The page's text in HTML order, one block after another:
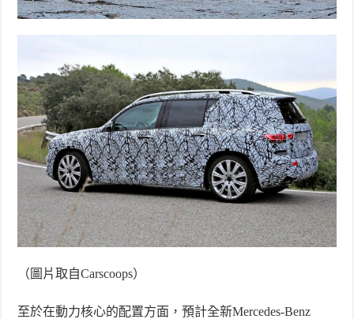
（圖片取自Carscoops）
至於在動力核心的配置方面，預計全新Mercedes-Benz